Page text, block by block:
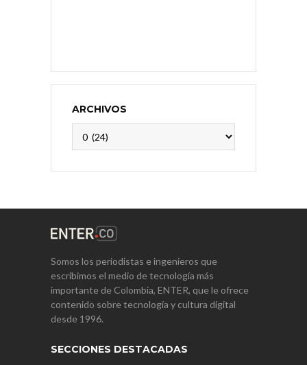
ARCHIVOS
Somos los periodistas e ingenieros que
escribimos el medio de tecnología más
importante de Colombia, ENTER, que le ofrece
contenido sobre tecnología y cultura digital
desde 1996.
SECCIONES DESTACADAS